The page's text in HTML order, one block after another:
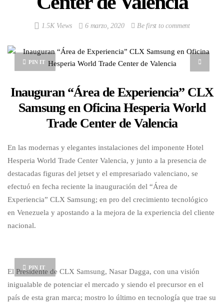
1.5K Views 6 marzo, 2020 Be first to comment
PIN IT
Inauguran “Área de Experiencia” CLX
Samsung en Oficina Hesperia World
Trade Center de Valencia
En las modernas y elegantes instalaciones del imponente Hotel
Hesperia World Trade Center Valencia, y junto a la presencia de
destacadas figuras del jetset y el empresariado valenciano, se
efectuó en fecha reciente la inauguración del “Área de
Experiencia” CLX Samsung; en pro del crecimiento tecnológico
en Venezuela y apostando a la mejora de la experiencia del cliente
nacional.
PIN IT
El Presidente de CLX Samsung, Nasar Dagga, con una visión
inigualable de potenciar el mercado y siendo el precursor en el
país de esta gran marca; mostro lo último en tecnología que trae su